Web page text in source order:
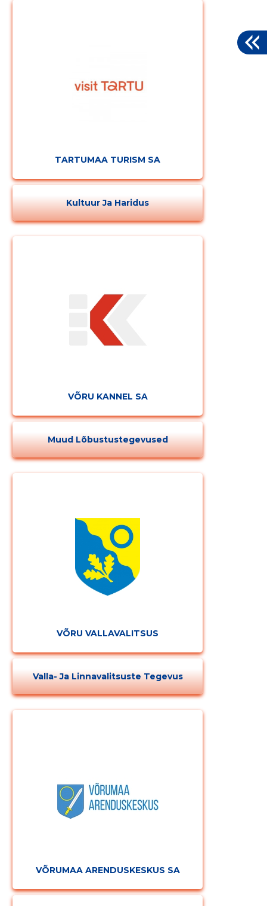
TARTUMAA TURISM SA
Kultuur Ja Haridus
VÕRU KANNEL SA
Muud Lõbustustegevused
VÕRU VALLAVALITSUS
Valla- Ja Linnavalitsuste Tegevus
VÕRUMAA ARENDUSKESKUS SA
Muuda pildi